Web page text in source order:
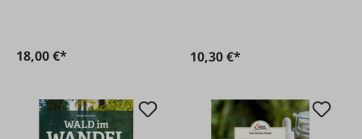
18,00 €* 10,30 €*